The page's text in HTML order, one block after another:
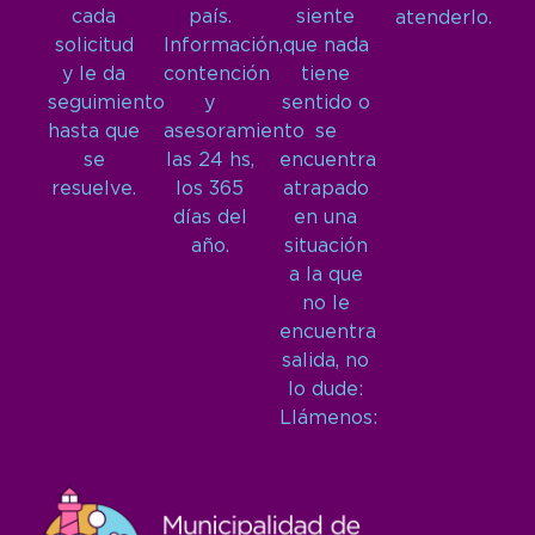
cada
solicitud
y le da
seguimiento
hasta que
se
resuelve.
país.
Información,
contención
y
asesoramiento
las 24 hs,
los 365
días del
año.
siente
que nada
tiene
sentido o
se
encuentra
atrapado
en una
situación
a la que
no le
encuentra
salida, no
lo dude:
Llámenos:
atenderlo.